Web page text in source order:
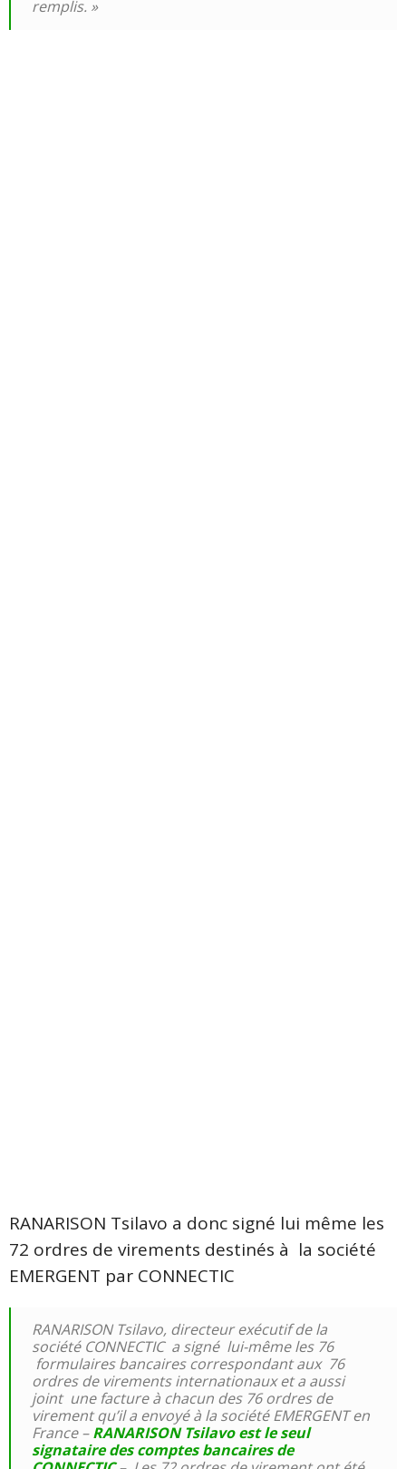
remplis. »
RANARISON Tsilavo a donc signé lui même les
72 ordres de virements destinés à la société
EMERGENT par CONNECTIC
RANARISON Tsilavo, directeur exécutif de la
société CONNECTIC a signé lui-même les 76
formulaires bancaires correspondant aux 76
ordres de virements internationaux et a aussi
joint une facture à chacun des 76 ordres de
virement qu’il a envoyé à la société EMERGENT en
France – RANARISON Tsilavo est le seul
signataire des comptes bancaires de